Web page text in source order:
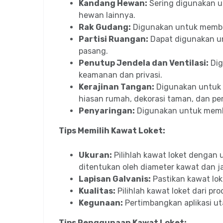
Kandang Hewan: Sering digunakan
hewan lainnya.
Rak Gudang: Digunakan untuk
Partisi Ruangan: Dapat digunakan
pasang.
Penutup Jendela dan Ventilasi:
keamanan dan privasi.
Kerajinan Tangan: Digunakan
hiasan rumah, dekorasi taman, dan
Penyaringan: Digunakan untuk
Tips Memilih Kawat Loket:
Ukuran: Pilihlah kawat loket dengan
ditentukan oleh diameter kawat dan
Lapisan Galvanis: Pastikan kawat
Kualitas: Pilihlah kawat loket dari
Kegunaan: Pertimbangkan aplikasi